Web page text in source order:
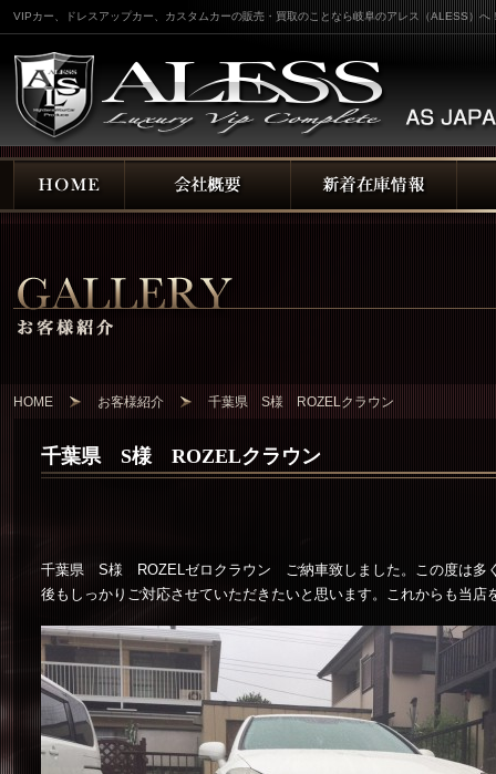
VIPカー、ドレスアップカー、カスタムカーの販売・買取のことなら岐阜のアレス（ALESS）へ
HOME お客様紹介 千葉県 S様 ROZELクラウン
千葉県 S様 ROZELクラウン
千葉県 S様 ROZELゼロクラウン ご納車致しました。この度は多
後もしっかりご対応させていただきたいと思います。これからも当